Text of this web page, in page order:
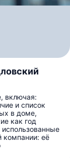
включая:
и список
в доме,
как год
использованные
её